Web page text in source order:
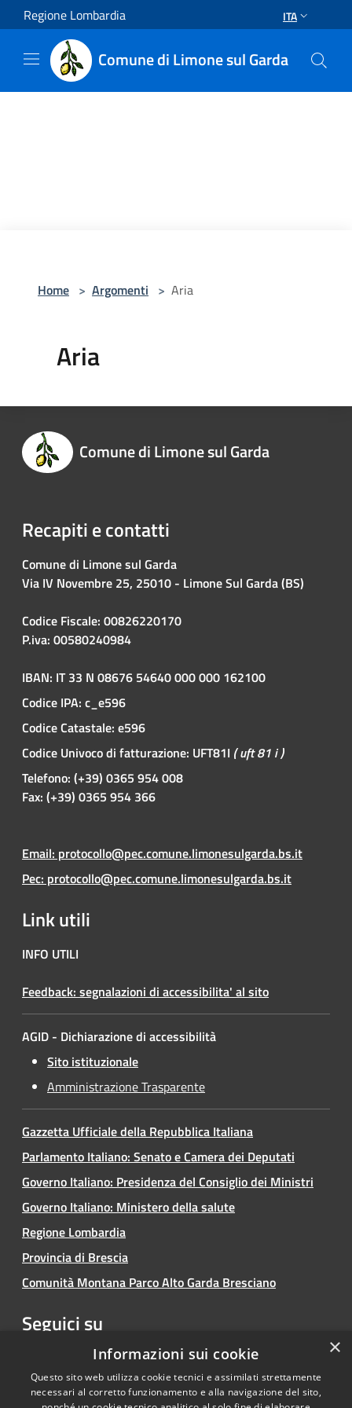
Salta al contenuto principale
Regione Lombardia ITA
Comune di Limone sul Garda
Home > Argomenti > Aria
Aria
Comune di Limone sul Garda
Recapiti e contatti
Comune di Limone sul Garda
Via IV Novembre 25, 25010 - Limone Sul Garda (BS)
Codice Fiscale: 00826220170
P.iva: 00580240984
IBAN: IT 33 N 08676 54640 000 000 162100
Codice IPA: c_e596
Codice Catastale: e596
Codice Univoco di fatturazione: UFT81I ( uft 81 i )
Telefono: (+39) 0365 954 008
Fax: (+39) 0365 954 366
Email: protocollo@pec.comune.limonesulgarda.bs.it
Pec: protocollo@pec.comune.limonesulgarda.bs.it
Link utili
INFO UTILI
Feedback: segnalazioni di accessibilita' al sito
AGID - Dichiarazione di accessibilità
Sito istituzionale
Amministrazione Trasparente
Gazzetta Ufficiale della Repubblica Italiana
Parlamento Italiano: Senato e Camera dei Deputati
Governo Italiano: Presidenza del Consiglio dei Ministri
Governo Italiano: Ministero della salute
Regione Lombardia
Provincia di Brescia
Comunità Montana Parco Alto Garda Bresciano
Seguici su
FacebookYoutubeInstagram ×
Informazioni sui cookie
Questo sito web utilizza cookie tecnici e assimilati strettamente
necessari al corretto funzionamento e alla navigazione del sito,